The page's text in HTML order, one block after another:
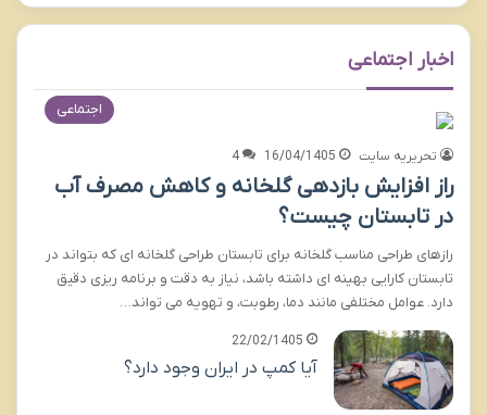
اخبار اجتماعی
اجتماعی
تحریریه سایت 16/04/1405
4
راز افزایش بازدهی گلخانه و کاهش مصرف آب
در تابستان چیست؟
رازهای طراحی مناسب گلخانه برای تابستان طراحی گلخانه ای که بتواند در
تابستان کارایی بهینه ای داشته باشد، نیاز به دقت و برنامه ریزی دقیق
دارد. عوامل مختلفی مانند دما، رطوبت، و تهویه می تواند…
22/02/1405
آیا کمپ در ایران وجود دارد؟